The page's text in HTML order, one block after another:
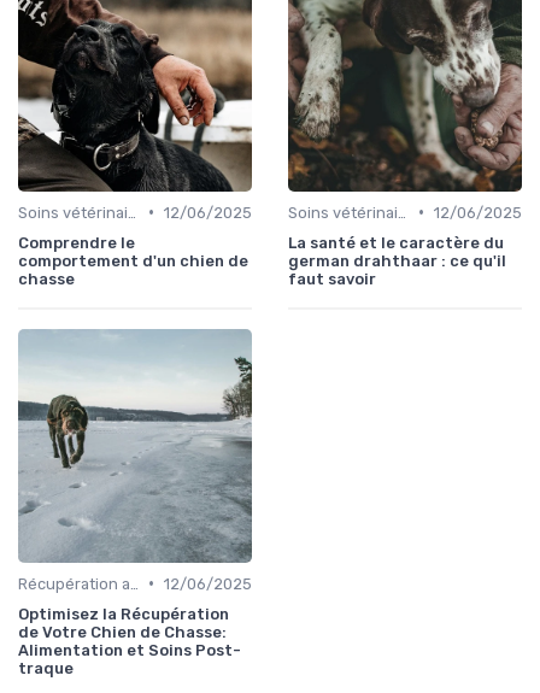
• 12/06/2025
Comprendre le
comportement d'un chien de
chasse
• 12/06/2025
La santé et le caractère du
german drahthaar : ce qu'il
faut savoir
• 12/06/2025
Optimisez la Récupération
de Votre Chien de Chasse:
Alimentation et Soins Post-
traque